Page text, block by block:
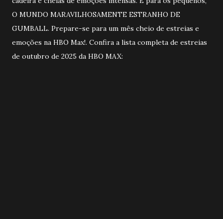
O MUNDO MARAVILHOSAMENTE ESTRANHO DE
GUMBALL. Prepare-se para um mês cheio de estreias e
emoções na HBO Max!. Confira a lista completa de estreias
de outubro de 2025 da HBO MAX: